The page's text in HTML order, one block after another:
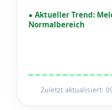
● Aktueller Trend:
Normalbereich
Zuletzt aktualisiert: